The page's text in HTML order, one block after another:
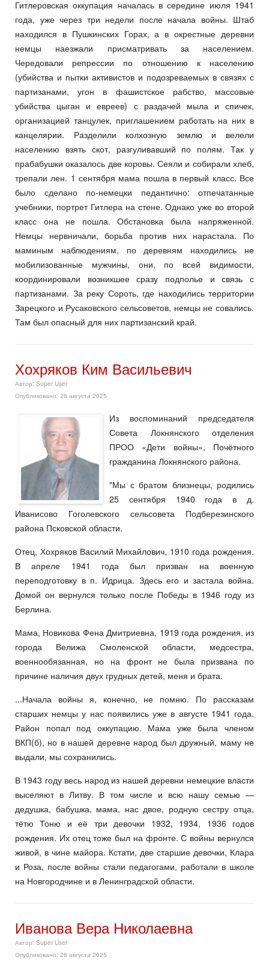
Гитлеровская оккупация началась в середине июля 1941
года, уже через три недели после начала войны. Штаб
находился в Пушкинских Горах, а в окрестные деревни
немцы наезжали присматривать за населением.
Чередовали репрессии по отношению к населению
(убийства и пытки активистов и подозреваемых в связях с
партизанами, угон в фашистское рабство, массовые
убийства цыган и евреев) с раздачей мыла и спичек,
организацией танцулек, приглашением работать на них в
канцелярии. Разделили колхозную землю и велели
населению взять скот, разгуливавший по полям. Так у
прабабушки оказалось две коровы. Сеяли и собирали хлеб,
трепали лен. 1 сентября мама пошла в первый класс. Все
было сделано по-немецки педантично: отпечатанные
учебники, портрет Гитлера на стене. Однако уже во второй
класс она не пошла. Обстановка была напряженной.
Немцы нервничали, борьба против них нарастала. По
маминым наблюдениям, по деревням находились не
мобилизованные мужчины, они, по всей видимости,
координировали возникшее сразу подполье и связь с
партизанами. За реку Сороть, где находились территории
Зарецкого и Русаковского сельсоветов, немцы не совались.
Там был опасный для них партизанский край.
Хохряков Ким Васильевич
Автор: Super User
Опубликовано: 26 августа 2025
Из воспоминаний председателя
Совета Локнянского отделения
ПРОО «Дети войны», Почётного
гражданина Локнянского района.
"Мы с братом близнецы, родились
25 сентября 1940 года в д.
Иванисово Гоголевского сельсовета Подберезинского
района Псковской области.
Отец, Хохряков Василий Михайлович, 1910 года рождения.
В апреле 1941 года был призван на военную
переподготовку в п. Идрица. Здесь его и застала война.
Домой он вернулся только после Победы в 1946 году из
Берлина.
Мама, Новикова Фена Дмитриевна, 1919 года рождения, из
города Велижа Смоленской области, медсестра,
военнообязанная, но на фронт не была призвана по
причине наличия двух грудных детей, меня и брата.
...Начала войны я, конечно, не помню. По рассказам
старших немцы у нас появились уже в августе 1941 года.
Район попал под оккупацию. Мама уже была членом
ВКП(б), но в нашей деревне народ был дружный, маму не
выдали, мы сохранились.
В 1943 году весь народ из нашей деревни немецкие власти
выселяют в Литву. В том числе и всю нашу семью —
дедушка, бабушка, мама, нас двое, родную сестру отца,
тётю Тоню и её три девочки 1932, 1934, 1936 годов
рождения. Их отец тоже был на фронте. С войны вернулся
живой, в чине майора. Кстати, две старшие девочки, Клара
и Роза, после войны стали педагогами, работали в школе
на Новгородчине и в Ленинградской области.
Иванова Вера Николаевна
Автор: Super User
Опубликовано: 26 августа 2025